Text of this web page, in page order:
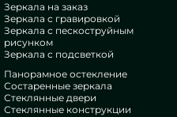
Зеркала на заказ
Зеркала с гравировкой
Зеркала с пескоструйным
рисунком
Зеркала с подсветкой
Панорамное остекление
Состаренные зеркала
Стеклянные двери
Стеклянные конструкции